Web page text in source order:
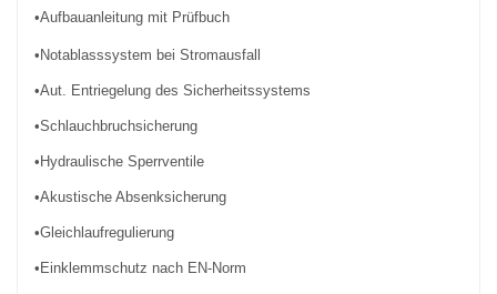
•Aufbauanleitung mit Prüfbuch
•Notablasssystem bei Stromausfall
•Aut. Entriegelung des Sicherheitssystems
•Schlauchbruchsicherung
•Hydraulische Sperrventile
•Akustische Absenksicherung
•Gleichlaufregulierung
•Einklemmschutz nach EN-Norm